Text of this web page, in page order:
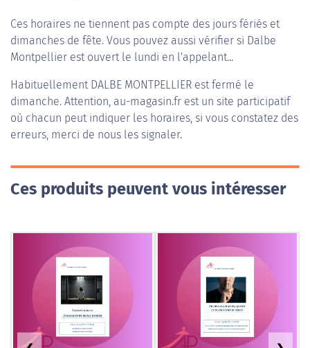
Ces horaires ne tiennent pas compte des jours fériés et
dimanches de fête. Vous pouvez aussi vérifier si Dalbe
Montpellier est ouvert le lundi en l'appelant...
Habituellement DALBE MONTPELLIER est fermé le
dimanche. Attention, au-magasin.fr est un site participatif
où chacun peut indiquer les horaires, si vous constatez des
erreurs, merci de nous les signaler.
Ces produits peuvent vous intéresser